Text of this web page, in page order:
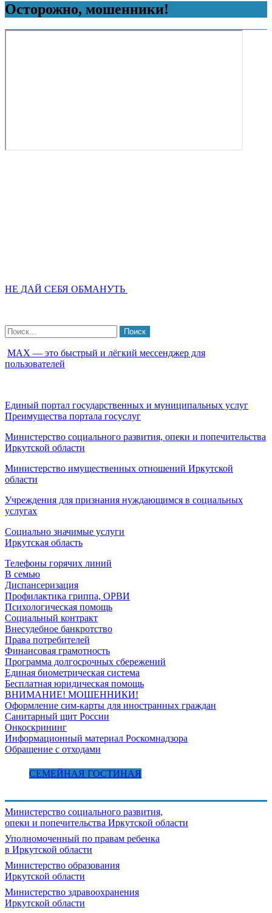
Осторожно, мошенники!
НЕ ДАЙ СЕБЯ ОБМАНУТЬ
Найти:
МАХ — это быстрый и лёгкий мессенджер для
пользователей
Единый портал государственных и муниципальных услуг
Преимущества портала госуслуг
Министерство социального развития, опеки и попечительства
Иркутской области
Министерство имущественных отношений Иркутской
области
Учреждения для признания нуждающимся в социальных
услугах
Социально значимые услуги
Иркутская область
Телефоны горячих линий
В семью
Диспансеризация
Профилактика гриппа, ОРВИ
Психологическая помощь
Социальный контракт
Внесудебное банкротство
Права потребителей
Финансовая грамотность
Программа долгосрочных сбережений
Единая биометрическая система
Бесплатная юридическая помощь
ВНИМАНИЕ! МОШЕННИКИ!
Оформление сим-карты для иностранных граждан
Санитарный щит России
Онкоскрининг
Информационный материал Роскомнадзора
Обращение с отходами
СЕМЕЙНАЯ ГОСТИНАЯ
Министерство социального развития,
опеки и попечительства Иркутской области
Уполномоченный по правам ребенка
в Иркутской области
Министерство образования
Иркутской области
Министерство здравоохранения
Иркутской области